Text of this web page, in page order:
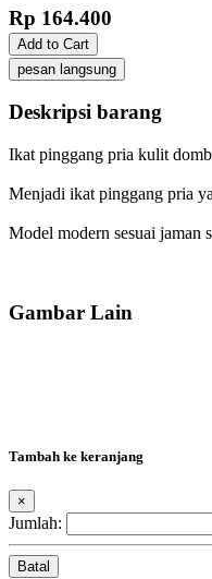
Rp 164.400
Add to Cart
pesan langsung
Deskripsi barang
Ikat pinggang pria kulit
Menjadi ikat pinggang pria
Model modern sesuai jaman
Gambar Lain
Tambah ke keranjang
×
Jumlah:
Batal